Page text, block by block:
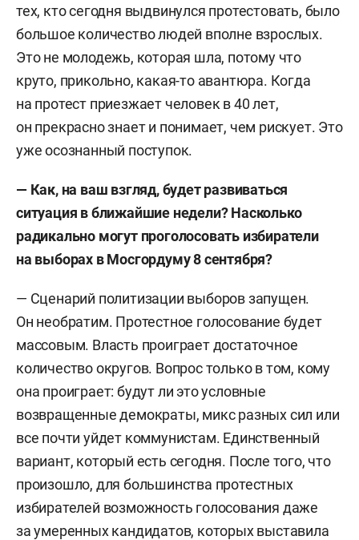
тех, кто сегодня выдвинулся протестовать, было
большое количество людей вполне взрослых.
Это не молодежь, которая шла, потому что
круто, прикольно, какая-то авантюра. Когда
на протест приезжает человек в 40 лет,
он прекрасно знает и понимает, чем рискует. Это
уже осознанный поступок.
— Как, на ваш взгляд, будет развиваться
ситуация в ближайшие недели? Насколько
радикально могут проголосовать избиратели
на выборах в Мосгордуму 8 сентября?
— Сценарий политизации выборов запущен.
Он необратим. Протестное голосование будет
массовым. Власть проиграет достаточное
количество округов. Вопрос только в том, кому
она проиграет: будут ли это условные
возвращенные демократы, микс разных сил или
все почти уйдет коммунистам. Единственный
вариант, который есть сегодня. После того, что
произошло, для большинства протестных
избирателей возможность голосования даже
за умеренных кандидатов, которых выставила